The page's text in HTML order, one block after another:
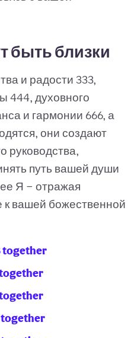
быть близки
и радости 333,
444, духовного
и гармонии 666, а
они создают
руководства,
путь вашей души
Я — отражая
к вашей божественной
together
together
together
together